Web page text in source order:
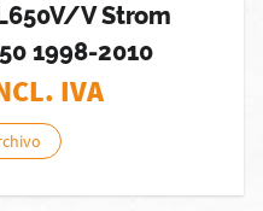
V Strom
1998-2010
IVA